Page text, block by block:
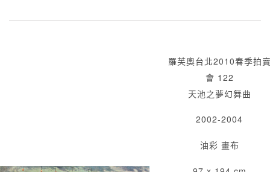
羅芙奧台北2010春季拍
會 122
天池之夢幻舞曲
2002-2004
油彩 畫布